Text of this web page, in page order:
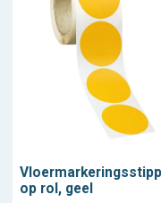
op rol, geel